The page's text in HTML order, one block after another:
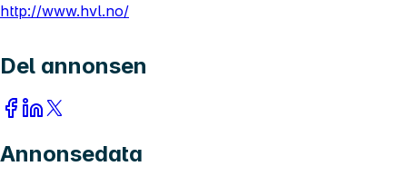
http://www.hvl.no/
Del annonsen
Annonsedata